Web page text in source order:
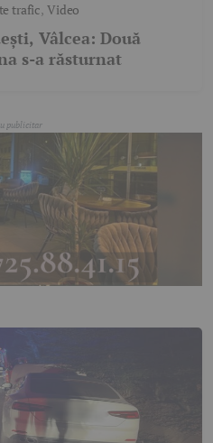
trafic,Video
Vâlcea: Două
s-a răsturnat